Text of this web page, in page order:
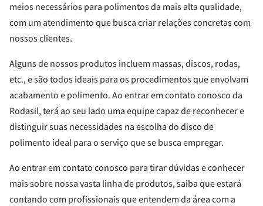
meios necessários para polimentos da mais alta qualidade,
com um atendimento que busca criar relações concretas com
nossos clientes.
Alguns de nossos produtos incluem massas, discos, rodas,
etc., e são todos ideais para os procedimentos que envolvam
acabamento e polimento. Ao entrar em contato conosco da
Rodasil, terá ao seu lado uma equipe capaz de reconhecer e
distinguir suas necessidades na escolha do disco de
polimento ideal para o serviço que se busca empregar.
Ao entrar em contato conosco para tirar dúvidas e conhecer
mais sobre nossa vasta linha de produtos, saiba que estará
contando com profissionais que entendem da área com a